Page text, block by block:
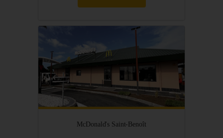
McDonald's Saint-Benoît